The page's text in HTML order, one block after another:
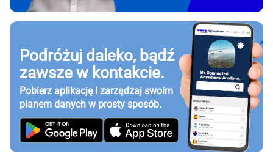
Podróżuj daleko, bądź
zawsze w kontakcie.
Pobierz aplikację i zarządzaj swoim
planem danych w prosty sposób.